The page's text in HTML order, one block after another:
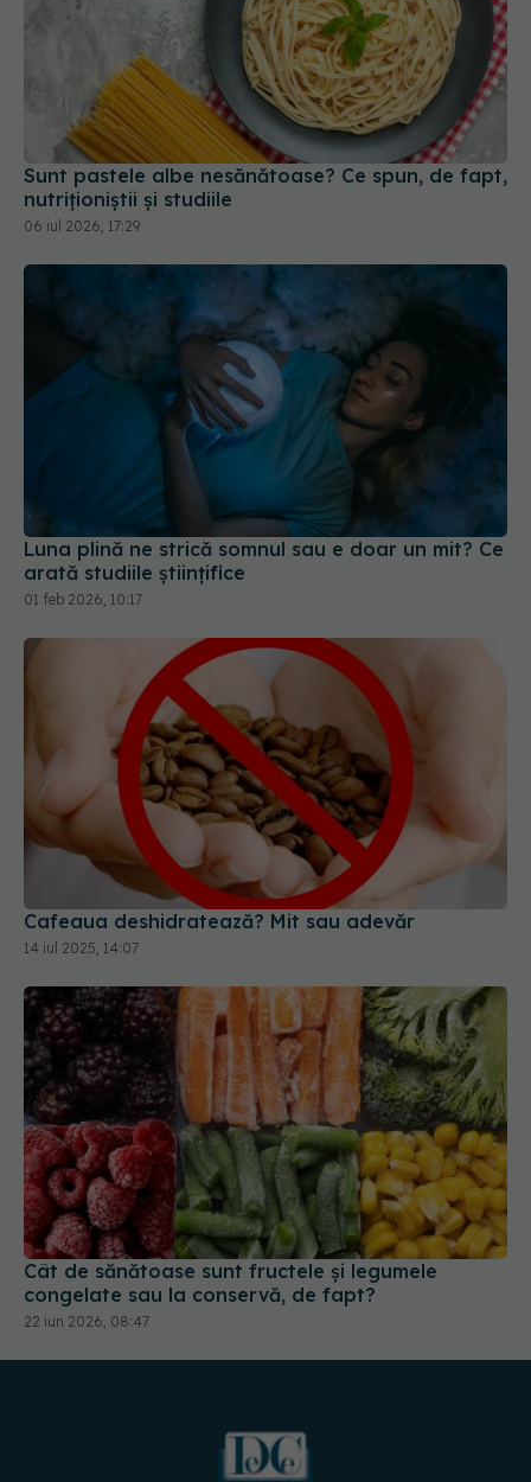
Sunt pastele albe nesănătoase? Ce spun, de fapt,
nutriționiștii și studiile
06 iul 2026, 17:29
Luna plină ne strică somnul sau e doar un mit? Ce
arată studiile științifice
01 feb 2026, 10:17
Cafeaua deshidratează? Mit sau adevăr
14 iul 2025, 14:07
Cât de sănătoase sunt fructele și legumele
congelate sau la conservă, de fapt?
22 iun 2026, 08:47